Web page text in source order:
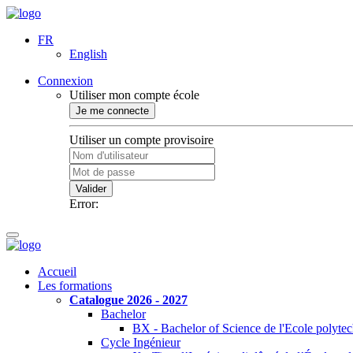
FR
English
Connexion
Utiliser mon compte école
Je me connecte
Utiliser un compte provisoire
Valider
Error:
Accueil
Les formations
Catalogue 2026 - 2027
Bachelor
BX - Bachelor of Science de l'Ecole
Cycle Ingénieur